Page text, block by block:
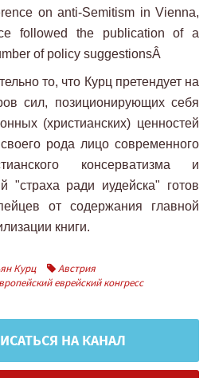
то, что Курц претендует на
сил, позиционирующих себя
(христианских) ценностей
рода лицо современного
консерватизма и
"страха ради иудейска" готов
от содержания главной
книги.
Курц
Австрия
еврейский конгресс
НА КАНАЛ